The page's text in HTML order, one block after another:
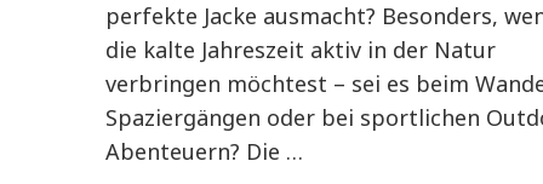
perfekte Jacke ausmacht? Besonders,
die kalte Jahreszeit aktiv in der Natur
verbringen möchtest – sei es beim
Spaziergängen oder bei sportlichen
Abenteuern? Die …